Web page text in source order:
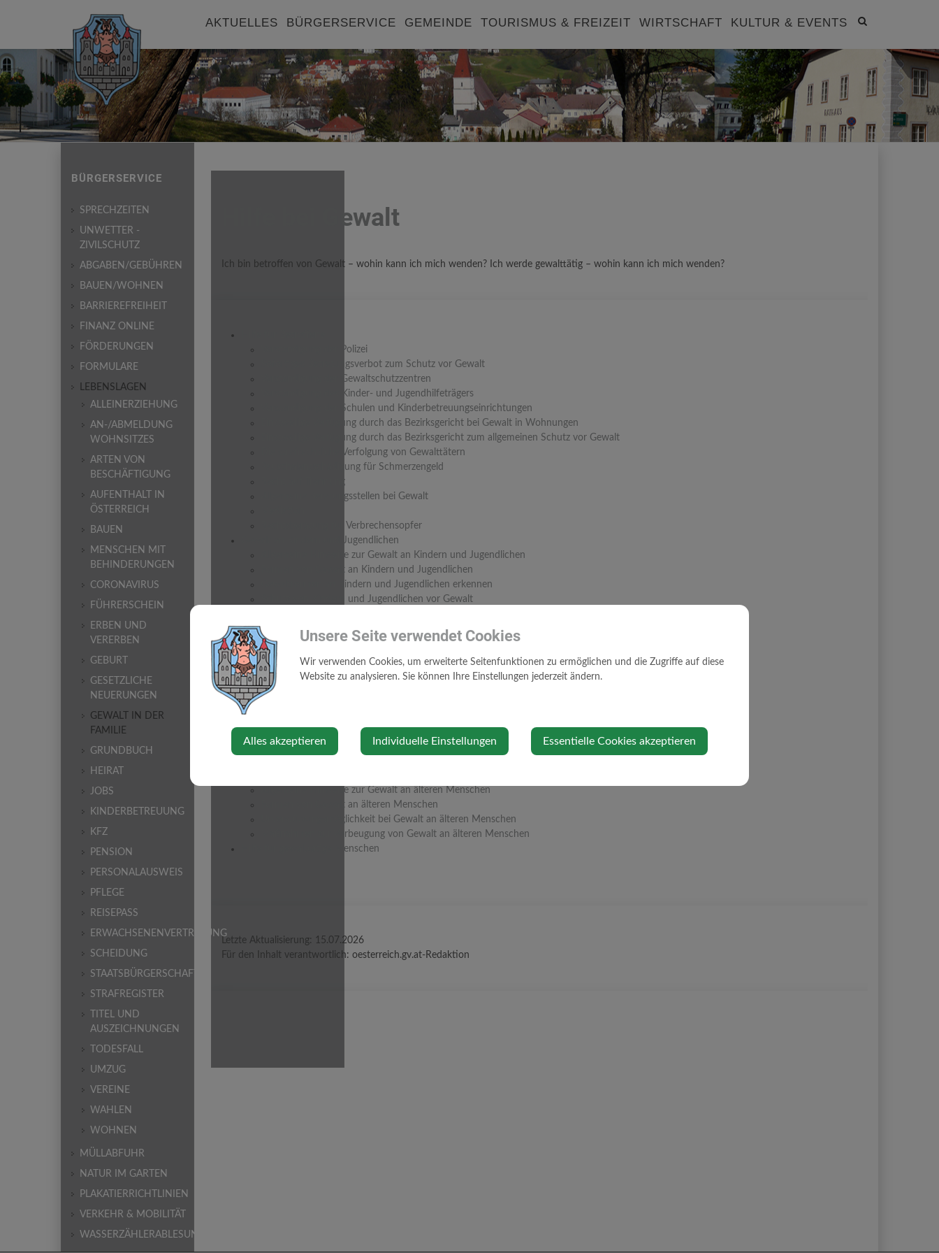
Site
toggle
AKTUELLES BÜRGERSERVICE GEMEINDE TOURISMUS & FREIZEIT WIRTSCHAFT KULTUR & EVENTS
Hilfe bei Gewalt
Ich bin betroffen von Gewalt – wohin kann ich mich wenden? Ich werde gewalttätig – wohin kann ich mich wenden?
Verständigung der Polizei
Sofortiges Betretungsverbot zum Schutz vor Gewalt
Verständigung der Gewaltschutzzentren
Verständigung des Kinder- und Jugendhilfeträgers
Verständigung der Schulen und Kinderbetreuungseinrichtungen
Einstweilige Verfügung durch das Bezirksgericht bei Gewalt in Wohnungen
Einstweilige Verfügung durch das Bezirksgericht zum allgemeinen Schutz vor Gewalt
Die strafrechtliche Verfolgung von Gewalttätern
Pauschalentschädigung für Schmerzengeld
Recht auf Trennung
Allgemeine Beratungsstellen bei Gewalt
Rechtsberatung für Verbrechensopfer
Gewalt an Kindern und Jugendlichen
Allgemeine Hinweise zur Gewalt an Kindern und Jugendlichen
Formen von Gewalt an Kindern und Jugendlichen
Gewaltformen an Kindern und Jugendlichen erkennen
Schutz von Kindern und Jugendlichen vor Gewalt
Spezielle Beratungsstellen für Kinder und Jugendliche bei Gewalt
Gewalt gegen Frauen
Allgemeines zu Gewalt gegen Frauen
Häusliche Gewalt
Hilfsangebote bei Gewalt gegen Frauen und Mädchen
Allgemeine Hinweise zur Gewalt an Männern und Handlungsmöglichkeiten für Männer
Allgemeine Hinweise zur Gewalt an älteren Menschen
Formen von Gewalt an älteren Menschen
Unterstützungsmöglichkeit bei Gewalt an älteren Menschen
Maßnahmen zur Vorbeugung von Gewalt an älteren Menschen
Hilfe für gewalttätige Menschen
Letzte Aktualisierung: 15.07.2026
Für den Inhalt verantwortlich: oesterreich.gv.at-Redaktion
BÜRGERSERVICE
SPRECHZEITEN
UNWETTER -
ZIVILSCHUTZ
ABGABEN/GEBÜHREN
BAUEN/WOHNEN
BARRIEREFREIHEIT
FINANZ ONLINE
FÖRDERUNGEN
FORMULARE
LEBENSLAGEN
ALLEINERZIEHUNG
AN-/ABMELDUNG
WOHNSITZES
ARTEN VON
BESCHÄFTIGUNG
AUFENTHALT IN
ÖSTERREICH
BAUEN
MENSCHEN MIT
BEHINDERUNGEN
CORONAVIRUS
FÜHRERSCHEIN
ERBEN UND
VERERBEN
GEBURT
GESETZLICHE
NEUERUNGEN
GEWALT IN DER
FAMILIE
GRUNDBUCH
HEIRAT
JOBS
KINDERBETREUUNG
KFZ
PENSION
PERSONALAUSWEIS
PFLEGE
REISEPASS
ERWACHSENENVERTRETUNG
SCHEIDUNG
STAATSBÜRGERSCHAFT
STRAFREGISTER
TITEL UND
AUSZEICHNUNGEN
TODESFALL
UMZUG
VEREINE
WAHLEN
WOHNEN
MÜLLABFUHR
NATUR IM GARTEN
PLAKATIERRICHTLINIEN
VERKEHR & MOBILITÄT
WASSERZÄHLERABLESUNG
Unsere Seite verwendet Cookies
Wir verwenden Cookies, um erweiterte Seitenfunktionen zu ermöglichen und die Zugriffe auf diese
Website zu analysieren. Sie können Ihre Einstellungen jederzeit ändern.
Alles akzeptieren Individuelle Einstellungen Essentielle Cookies akzeptieren